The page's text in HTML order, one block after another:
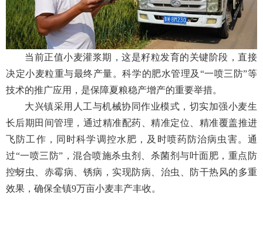
当前正值小麦灌浆期，这是籽粒发育的关键阶段，直接
决定小麦粒重与最终产量。科学的肥水管理及“一喷三防”等
技术的推广应用，是保障夏粮稳产增产的重要举措。
大兴镇采用人工与机械协同作业模式，切实加强小麦生
长后期田间管理，通过精准配药、精准定位、精准覆盖推进
飞防工作，同时科学调控水肥，及时喷药防治病虫害。通
过“一喷三防”，混合喷施杀虫剂、杀菌剂与叶面肥，重点防
控蚜虫、赤霉病、锈病，实现防病、治虫、防干热风的多重
效果，确保全镇9万亩小麦丰产丰收。